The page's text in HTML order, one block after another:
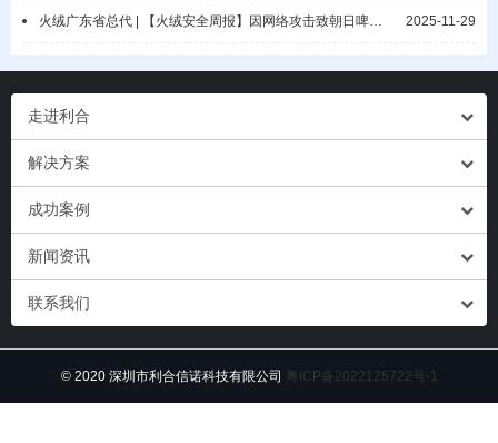
2025-11-29
火绒广东省总代 | 【火绒安全周报】因网络攻击致朝日啤酒供应告急/Discord 用户数据泄露
走进利合
解决方案
成功案例
新闻资讯
联系我们
© 2020 深圳市利合信诺科技有限公司 粤ICP备2022125722号-1